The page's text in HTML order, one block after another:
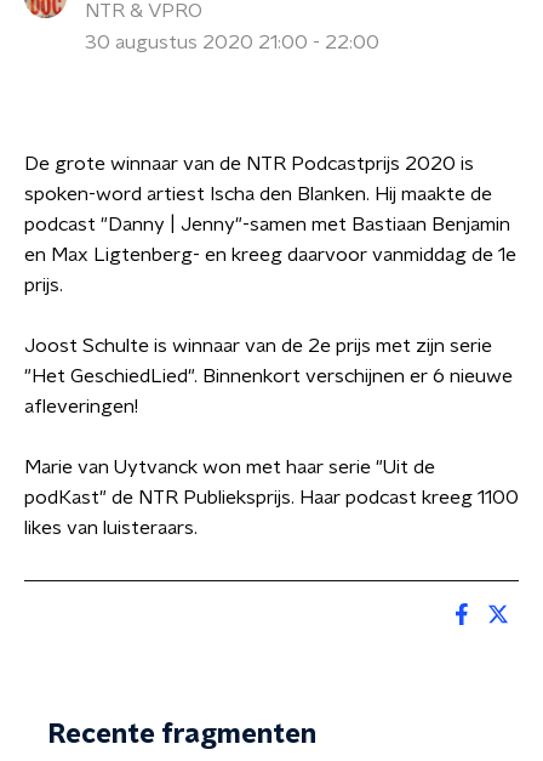
NTR & VPRO
30 augustus 2020 21:00 - 22:00
De grote winnaar van de NTR Podcastprijs 2020 is
spoken-word artiest Ischa den Blanken. Hij maakte de
podcast "Danny | Jenny"-samen met Bastiaan Benjamin
en Max Ligtenberg- en kreeg daarvoor vanmiddag de 1e
prijs.
Joost Schulte is winnaar van de 2e prijs met zijn serie
"Het GeschiedLied". Binnenkort verschijnen er 6 nieuwe
afleveringen!
Marie van Uytvanck won met haar serie "Uit de
podKast" de NTR Publieksprijs. Haar podcast kreeg 1100
likes van luisteraars.
Recente fragmenten